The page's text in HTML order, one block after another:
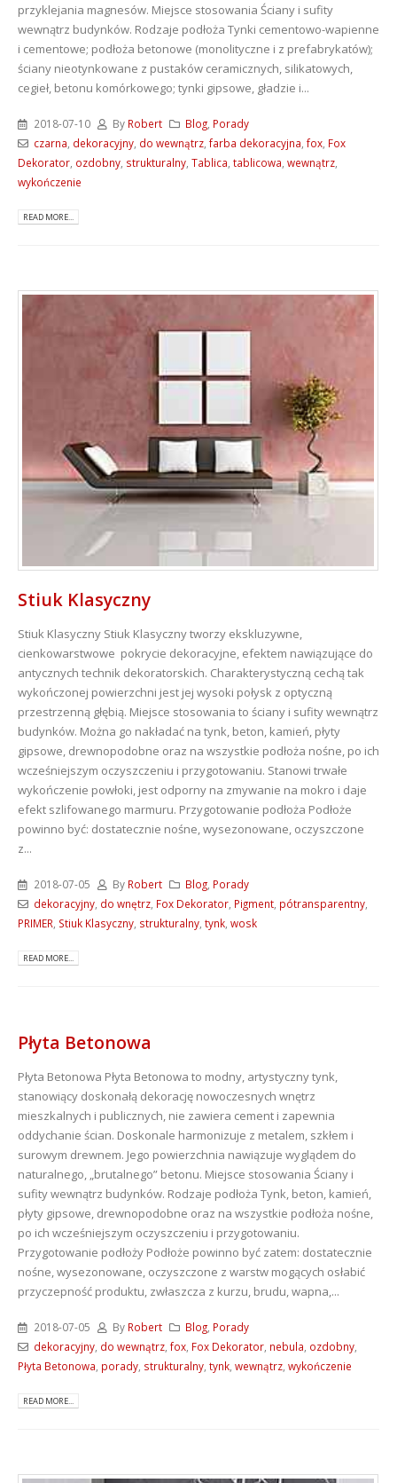
przyklejania magnesów. Miejsce stosowania Ściany i sufity
wewnątrz budynków. Rodzaje podłoża Tynki cementowo-wapienne
i cementowe; podłoża betonowe (monolityczne i z prefabrykatów);
ściany nieotynkowane z pustaków ceramicznych, silikatowych,
cegieł, betonu komórkowego; tynki gipsowe, gładzie i...
2018-07-10 By Robert Blog, Porady
czarna, dekoracyjny, do wewnątrz, farba dekoracyjna, fox, Fox
Dekorator, ozdobny, strukturalny, Tablica, tablicowa, wewnątrz,
wykończenie
READ MORE...
Stiuk Klasyczny
Stiuk Klasyczny Stiuk Klasyczny tworzy ekskluzywne,
cienkowarstwowe pokrycie dekoracyjne, efektem nawiązujące do
antycznych technik dekoratorskich. Charakterystyczną cechą tak
wykończonej powierzchni jest jej wysoki połysk z optyczną
przestrzenną głębią. Miejsce stosowania to ściany i sufity wewnątrz
budynków. Można go nakładać na tynk, beton, kamień, płyty
gipsowe, drewnopodobne oraz na wszystkie podłoża nośne, po ich
wcześniejszym oczyszczeniu i przygotowaniu. Stanowi trwałe
wykończenie powłoki, jest odporny na zmywanie na mokro i daje
efekt szlifowanego marmuru. Przygotowanie podłoża Podłoże
powinno być: dostatecznie nośne, wysezonowane, oczyszczone
z...
2018-07-05 By Robert Blog, Porady
dekoracyjny, do wnętrz, Fox Dekorator, Pigment, pótransparentny,
PRIMER, Stiuk Klasyczny, strukturalny, tynk, wosk
READ MORE...
Płyta Betonowa
Płyta Betonowa Płyta Betonowa to modny, artystyczny tynk,
stanowiący doskonałą dekorację nowoczesnych wnętrz
mieszkalnych i publicznych, nie zawiera cement i zapewnia
oddychanie ścian. Doskonale harmonizuje z metalem, szkłem i
surowym drewnem. Jego powierzchnia nawiązuje wyglądem do
naturalnego, „brutalnego” betonu. Miejsce stosowania Ściany i
sufity wewnątrz budynków. Rodzaje podłoża Tynk, beton, kamień,
płyty gipsowe, drewnopodobne oraz na wszystkie podłoża nośne,
po ich wcześniejszym oczyszczeniu i przygotowaniu.
Przygotowanie podłoży Podłoże powinno być zatem: dostatecznie
nośne, wysezonowane, oczyszczone z warstw mogących osłabić
przyczepność produktu, zwłaszcza z kurzu, brudu, wapna,...
2018-07-05 By Robert Blog, Porady
dekoracyjny, do wewnątrz, fox, Fox Dekorator, nebula, ozdobny,
Płyta Betonowa, porady, strukturalny, tynk, wewnątrz, wykończenie
READ MORE...